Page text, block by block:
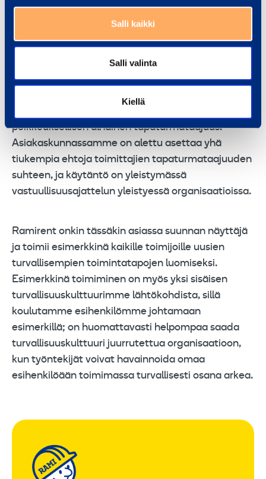
Salli kaikki
Salli valinta
Kiellä
turvallisuushavaintoja yhteisissä tilaisuuksissa.
Turvallisuudesta onkin muodostunut yksi
kilpailukykymme peruspilareista, sillä
pitkäjänteinen työ turvallisuuskulttuurin
poikkeuksellisen alhainen tapaturmataajuus.
Asiakaskunnassamme on alettu asettaa yhä
tiukempia ehtoja toimittajien tapaturmataajuuden
suhteen, ja käytäntö on yleistymässä
vastuullisuusajattelun yleistyessä organisaatioissa.
Ramirent onkin tässäkin asiassa suunnan näyttäjä
ja toimii esimerkkinä kaikille toimijoille uusien
turvallisempien toimintatapojen luomiseksi.
Esimerkkinä toimiminen on myös yksi sisäisen
turvallisuuskulttuurimme lähtökohdista, sillä
koulutamme esihenkilömme johtamaan
esimerkillä; on huomattavasti helpompaa saada
turvallisuuskulttuuri juurrutettua organisaatioon,
kun työntekijät voivat havainnoida omaa
esihenkilöään toimimassa turvallisesti osana arkea.